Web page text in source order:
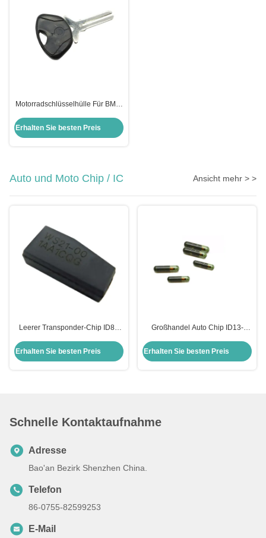
Motorradschlüsselhülle Für BMW
Schlüsselhülle Ersatz
Erhalten Sie besten Preis
Auto und Moto Chip / IC Ansicht mehr > >
Leerer Transponder-Chip ID8A
Auto-Chips Chip für Toyota
Erhalten Sie besten Preis
Großhandel Auto Chip ID13-
Honda Auto Schlüsselkasten
Erhalten Sie besten Preis
Schnelle Kontaktaufnahme
Adresse
Bao'an Bezirk Shenzhen China.
Telefon
86-0755-82599253
E-Mail